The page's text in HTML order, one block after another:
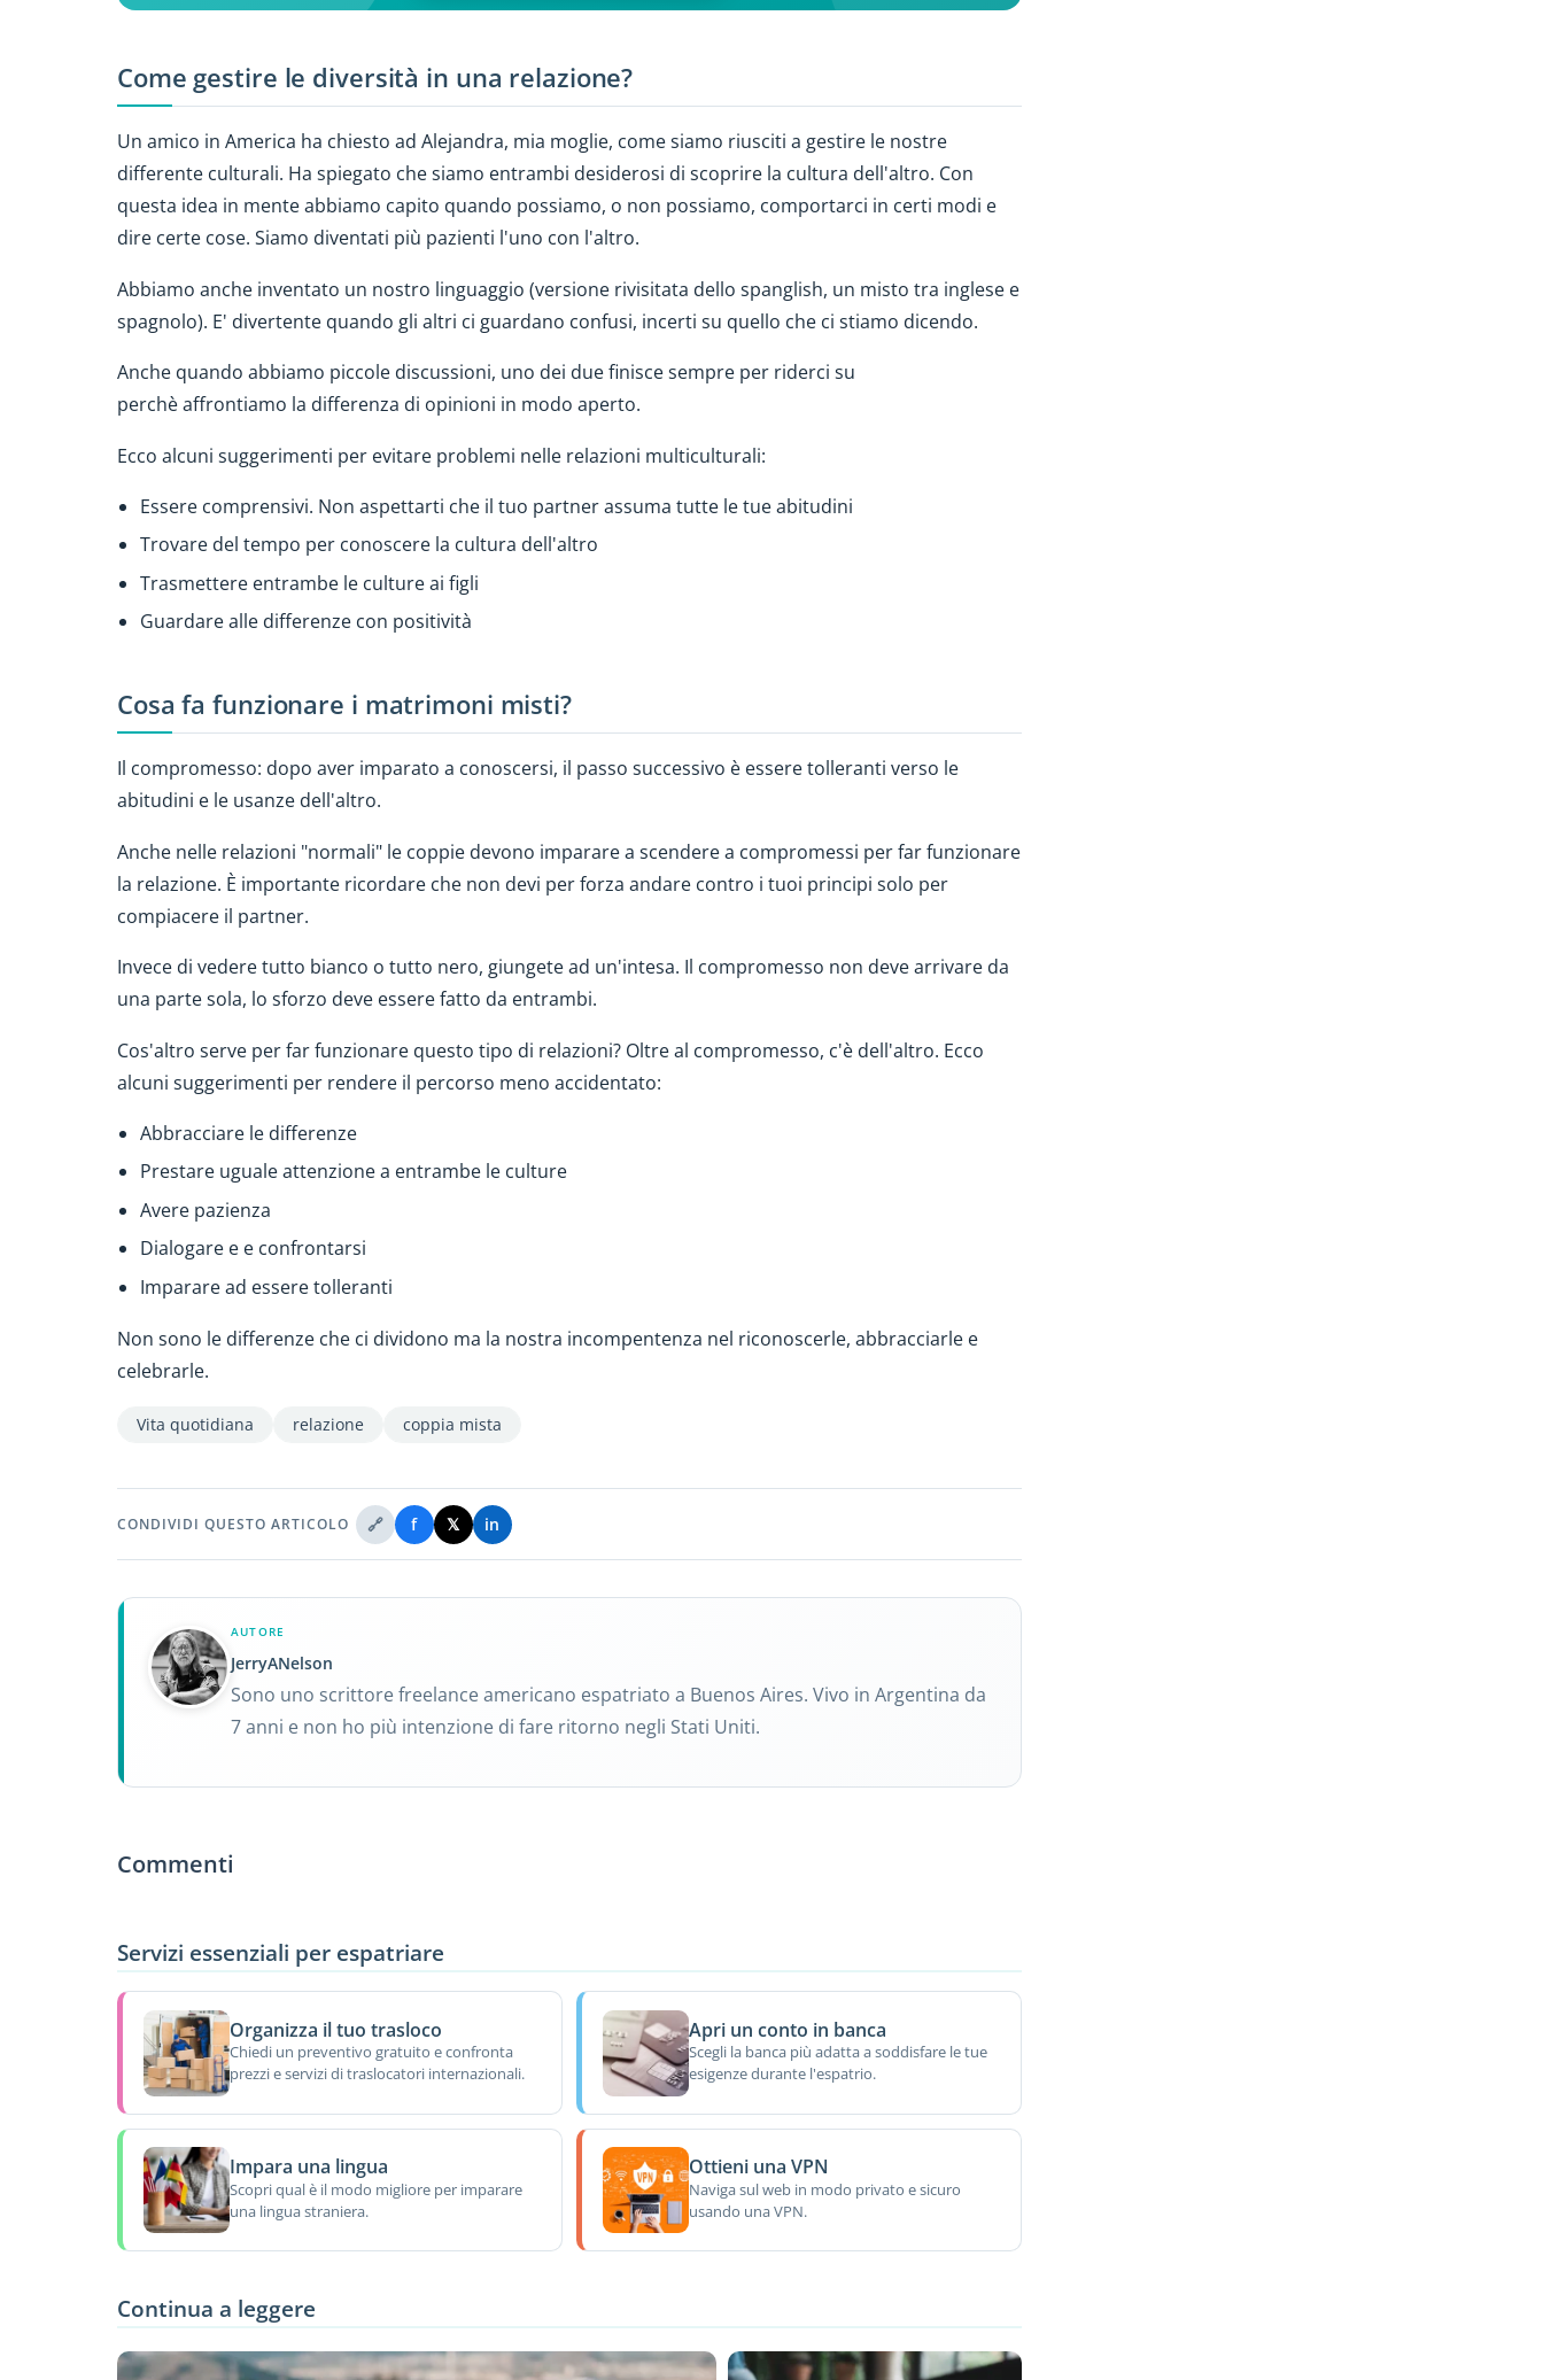
Come gestire le diversità in una relazione?
Un amico in America ha chiesto ad Alejandra, mia moglie, come siamo riusciti a gestire le nostre
differente culturali. Ha spiegato che siamo entrambi desiderosi di scoprire la cultura dell'altro. Con
questa idea in mente abbiamo capito quando possiamo, o non possiamo, comportarci in certi modi e
dire certe cose. Siamo diventati più pazienti l'uno con l'altro.
Abbiamo anche inventato un nostro linguaggio (versione rivisitata dello spanglish, un misto tra inglese e
spagnolo). E' divertente quando gli altri ci guardano confusi, incerti su quello che ci stiamo dicendo.
Anche quando abbiamo piccole discussioni, uno dei due finisce sempre per riderci su
perchè affrontiamo la differenza di opinioni in modo aperto.
Ecco alcuni suggerimenti per evitare problemi nelle relazioni multiculturali:
Essere comprensivi. Non aspettarti che il tuo partner assuma tutte le tue abitudini
Trovare del tempo per conoscere la cultura dell'altro
Trasmettere entrambe le culture ai figli
Guardare alle differenze con positività
Cosa fa funzionare i matrimoni misti?
Il compromesso: dopo aver imparato a conoscersi, il passo successivo è essere tolleranti verso le
abitudini e le usanze dell'altro.
Anche nelle relazioni "normali" le coppie devono imparare a scendere a compromessi per far funzionare
la relazione. È importante ricordare che non devi per forza andare contro i tuoi principi solo per
compiacere il partner.
Invece di vedere tutto bianco o tutto nero, giungete ad un'intesa. Il compromesso non deve arrivare da
una parte sola, lo sforzo deve essere fatto da entrambi.
Cos'altro serve per far funzionare questo tipo di relazioni? Oltre al compromesso, c'è dell'altro. Ecco
alcuni suggerimenti per rendere il percorso meno accidentato:
Abbracciare le differenze
Prestare uguale attenzione a entrambe le culture
Avere pazienza
Dialogare e e confrontarsi
Imparare ad essere tolleranti
Non sono le differenze che ci dividono ma la nostra incompentenza nel riconoscerle, abbracciarle e
celebrarle.
Vita quotidiana relazione coppia mista
CONDIVIDI QUESTO ARTICOLO 🔗 f 𝕏 in
AUTORE
JerryANelson
Sono uno scrittore freelance americano espatriato a Buenos Aires. Vivo in Argentina da
7 anni e non ho più intenzione di fare ritorno negli Stati Uniti.
Commenti
Servizi essenziali per espatriare
Organizza il tuo trasloco
Chiedi un preventivo gratuito e confronta
prezzi e servizi di traslocatori internazionali.
Apri un conto in banca
Scegli la banca più adatta a soddisfare le tue
esigenze durante l'espatrio.
Impara una lingua
Scopri qual è il modo migliore per imparare
una lingua straniera.
Ottieni una VPN
Naviga sul web in modo privato e sicuro
usando una VPN.
Continua a leggere